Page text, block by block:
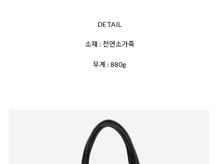
DETAIL
소재 : 천연소가죽
무게 : 880g